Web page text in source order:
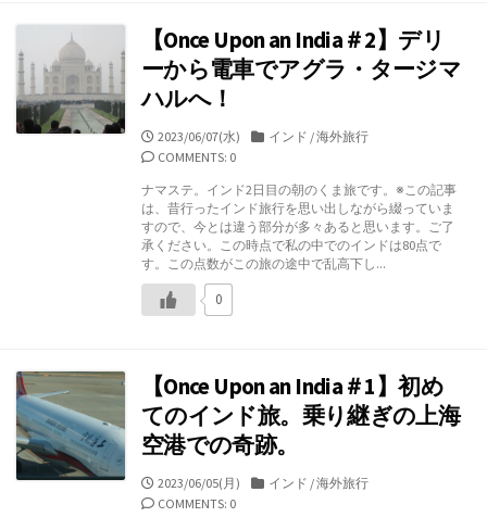
【Once Upon an India＃2】デリ
ーから電車でアグラ・タージマ
ハルへ！
公
開
2023/06/07(水)
カ
リ
ー
インド /海外旅行
COMMENTS: 0
ナマステ。インド2日目の朝のくま旅です。※この記事
は、昔行ったインド旅行を思い出しながら綴っていま
すので、今とは違う部分が多々あると思います。ご了
承ください。この時点で私の中でのインドは80点で
す。この点数がこの旅の途中で乱高下し...
0
【Once Upon an India＃1】初め
てのインド旅。乗り継ぎの上海
空港での奇跡。
公
開
2023/06/05(月)
カ
インド /海外旅行
COMMENTS: 0